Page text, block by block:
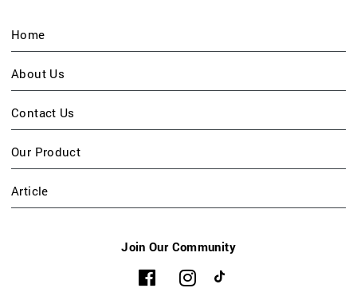
Home
About Us
Contact Us
Our Product
Article
Join Our Community